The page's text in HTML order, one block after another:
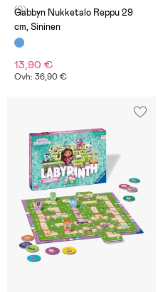
(0)
Gabbyn Nukketalo Reppu 29
cm, Sininen
13,90 €
Ovh: 36,90 €